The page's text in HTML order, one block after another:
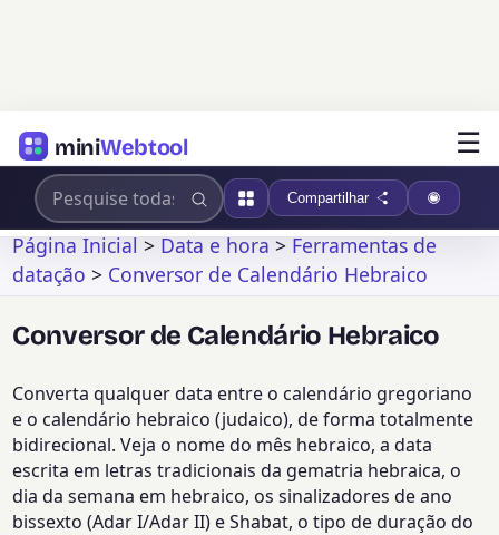
miniWebtool ☰
Compartilhar
Página Inicial>Data e hora>Ferramentas de
datação > Conversor de Calendário Hebraico
Conversor de Calendário Hebraico
Converta qualquer data entre o calendário gregoriano
e o calendário hebraico (judaico), de forma totalmente
bidirecional. Veja o nome do mês hebraico, a data
escrita em letras tradicionais da gematria hebraica, o
dia da semana em hebraico, os sinalizadores de ano
bissexto (Adar I/Adar II) e Shabat, o tipo de duração do